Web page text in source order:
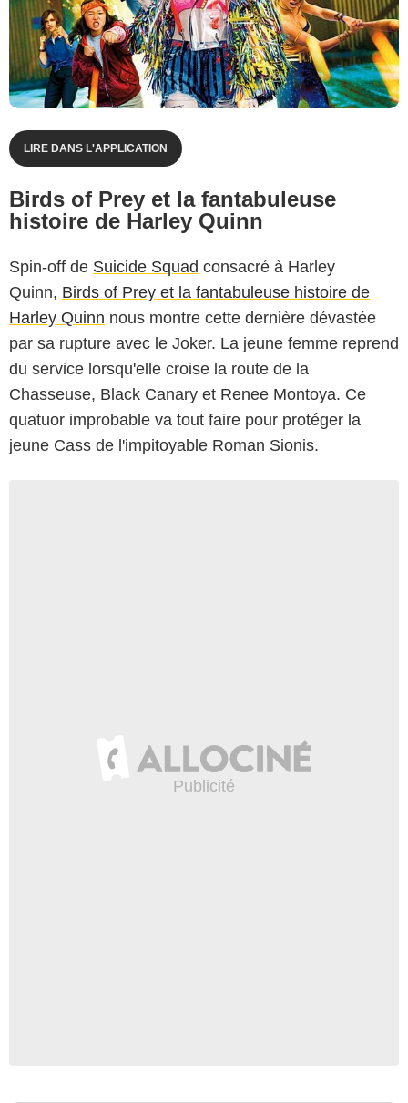
LIRE DANS L'APPLICATION
Birds of Prey et la fantabuleuse
histoire de Harley Quinn
Spin-off de Suicide Squad consacré à Harley
Quinn, Birds of Prey et la fantabuleuse histoire de
Harley Quinn nous montre cette dernière dévastée
par sa rupture avec le Joker. La jeune femme reprend
du service lorsqu'elle croise la route de la
Chasseuse, Black Canary et Renee Montoya. Ce
quatuor improbable va tout faire pour protéger la
jeune Cass de l'impitoyable Roman Sionis.